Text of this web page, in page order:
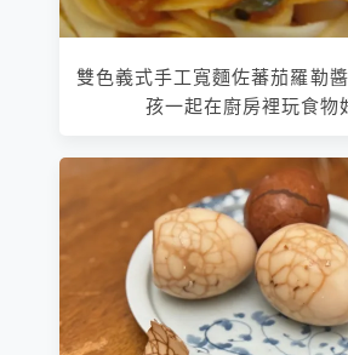
雙色義式手工寬麵佐蕃茄羅勒
孩一起在廚房裡玩食物